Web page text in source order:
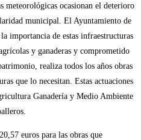
meteorológicas ocasionan el deterioro
municipal. El Ayuntamiento de
importancia de estas infraestructuras
y ganaderas y comprometido
realiza todos los años obras
que lo necesitan. Estas actuaciones
Ganadería y Medio Ambiente
euros para las obras que